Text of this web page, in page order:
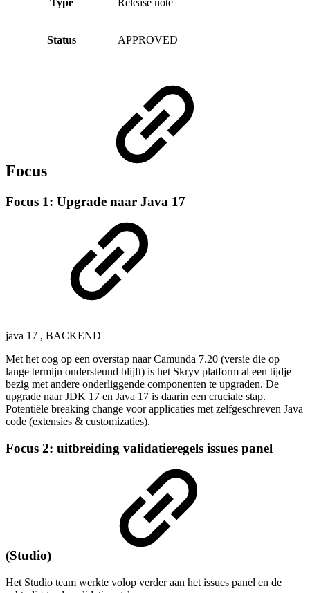
Status APPROVED
Focus
Focus 1: Upgrade naar Java 17
java 17 , BACKEND
Met het oog op een overstap naar Camunda 7.20 (versie die op
lange termijn ondersteund blijft) is het Skryv platform al een tijdje
bezig met andere onderliggende componenten te upgraden. De
upgrade naar JDK 17 en Java 17 is daarin een cruciale stap.
Potentiële breaking change voor applicaties met zelfgeschreven Java
code (extensies & customizaties).
Focus 2: uitbreiding validatieregels issues panel
(Studio)
Het Studio team werkte volop verder aan het issues panel en de